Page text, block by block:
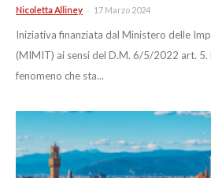
Nicoletta Alliney - 17 Marzo 2024
Iniziativa finanziata dal Ministero delle
(MIMIT) ai sensi del D.M. 6/5/2022 art. 5.
fenomeno che sta...